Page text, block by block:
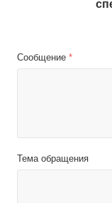
Сообщение *
Тема обращения